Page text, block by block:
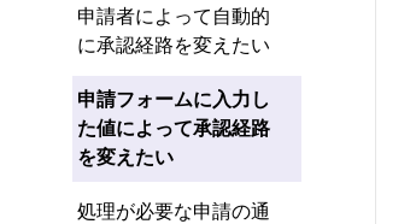
申請者によって自動的
に承認経路を変えたい
申請フォームに入力し
た値によって承認経路
を変えたい
処理が必要な申請の通